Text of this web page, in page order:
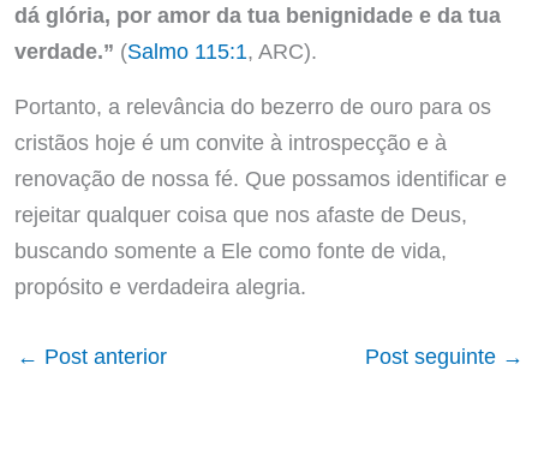
dá glória, por amor da tua benignidade e da tua
verdade.” (Salmo 115:1, ARC).
Portanto, a relevância do bezerro de ouro para os
cristãos hoje é um convite à introspecção e à
renovação de nossa fé. Que possamos identificar e
rejeitar qualquer coisa que nos afaste de Deus,
buscando somente a Ele como fonte de vida,
propósito e verdadeira alegria.
← Post anterior Post seguinte →